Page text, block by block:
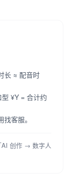
长 ≈ 配音时
¥Y = 合计约
客服。
AI 创作 → 数字人